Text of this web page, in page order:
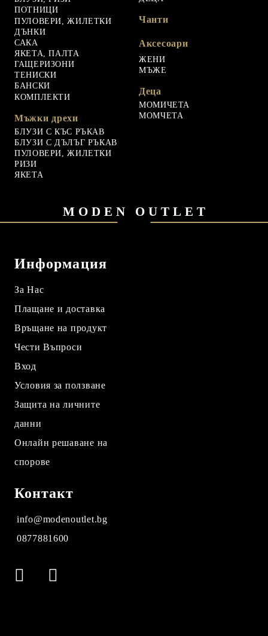
ПОТНИЦИ
ПУЛОВЕРИ, ЖИЛЕТКИ
ДЪНКИ
САКА
ЯКЕТА, ПАЛТА
ГАЩЕРИЗОНИ
ТЕНИСКИ
БАНСКИ
КОМПЛЕКТИ
Мъжки дрехи
БЛУЗИ С КЪС РЪКАВ
БЛУЗИ С ДЪЛЪГ РЪКАВ
ПУЛОВЕРИ, ЖИЛЕТКИ
РИЗИ
ЯКЕТА
Чанти
Аксесоари
ЖЕНИ
МЪЖЕ
Деца
МОМИЧЕТА
МОМЧЕТА
MODEN OUTLET
Информация
За Нас
Плащане и доставка
Връщане на продукт
Чести Въпроси
Вход
Условия за ползване
Защита на личните
данни
Онлайн решаване на
спорове
Контакт
info@modenoutlet.bg
0877881600